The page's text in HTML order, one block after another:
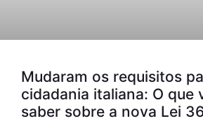
Mudaram os requisitos
cidadania italiana: O que
saber sobre a nova Lei